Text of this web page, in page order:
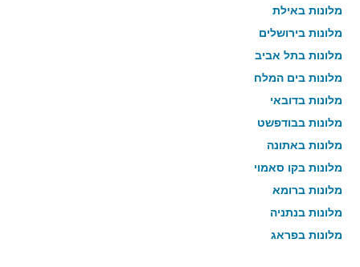
מלונות באילת
מלונות בירושלים
מלונות בתל אביב
מלונות בים המלח
מלונות בדובאי
מלונות בבודפשט
מלונות באתונה
מלונות בקו סאמוי
מלונות ברומא
מלונות בנתניה
מלונות בפראג